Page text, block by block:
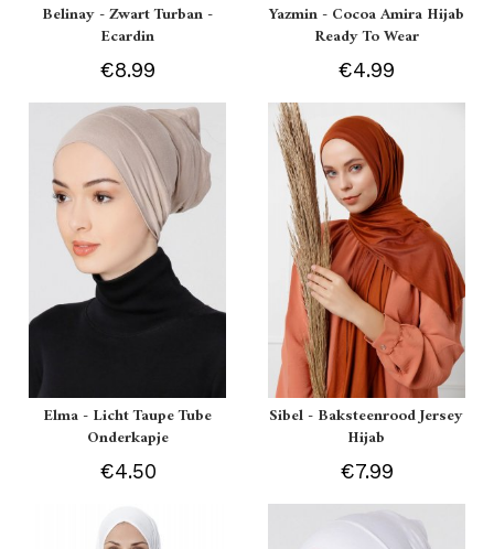
Belinay - Zwart Turban -
Ecardin
€8.99
Yazmin - Cocoa Amira Hijab
Ready To Wear
€4.99
Elma - Licht Taupe Tube
Onderkapje
€4.50
Sibel - Baksteenrood Jersey
Hijab
€7.99